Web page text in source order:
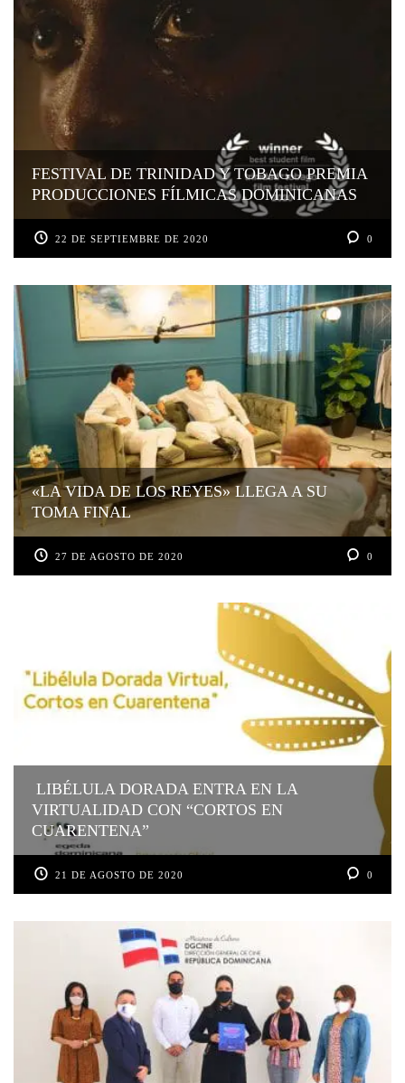
FESTIVAL DE TRINIDAD Y TOBAGO PREMIA
PRODUCCIONES FÍLMICAS DOMINICANAS
22 DE SEPTIEMBRE DE 2020 0
«LA VIDA DE LOS REYES» LLEGA A SU
TOMA FINAL
27 DE AGOSTO DE 2020 0
LIBÉLULA DORADA ENTRA EN LA
VIRTUALIDAD CON “CORTOS EN
CUARENTENA”
21 DE AGOSTO DE 2020 0